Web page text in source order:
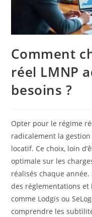
Comment
réel LMNP
besoins ?
Opter pour le régime
radicalement la
locatif. Ce choix, loin
optimale sur les
réalisés chaque année.
des réglementations
comme Lodgis ou
comprendre les